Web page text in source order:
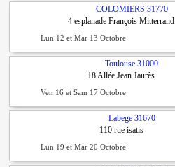
COLOMIERS 31770
4 esplanade François Mitterrand
Lun 12 et Mar 13 Octobre
Toulouse 31000
18 Allée Jean Jaurès
Ven 16 et Sam 17 Octobre
Labege 31670
110 rue isatis
Lun 19 et Mar 20 Octobre